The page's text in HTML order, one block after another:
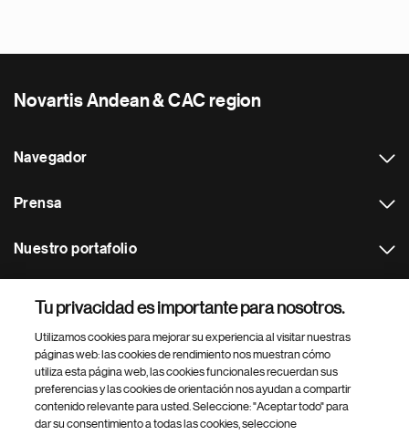
Novartis Andean & CAC region
Navegador
Prensa
Nuestro portafolio
Footer Site Search
Tu privacidad es importante para nosotros.
Utilizamos cookies para mejorar su experiencia al visitar nuestras
páginas web: las cookies de rendimiento nos muestran cómo
utiliza esta página web, las cookies funcionales recuerdan sus
preferencias y las cookies de orientación nos ayudan a compartir
contenido relevante para usted. Seleccione: "Aceptar todo" para
dar su consentimiento a todas las cookies, seleccione